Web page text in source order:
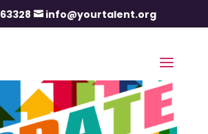
 info@yourtalent.org